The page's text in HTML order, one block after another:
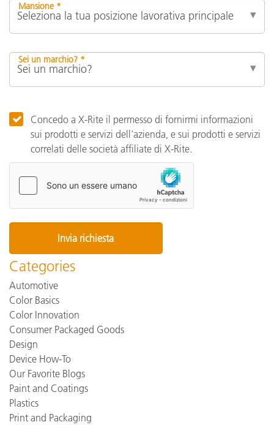
Mansione *
Sei un marchio? *
Concedo a X-Rite il permesso di fornirmi informazioni
sui prodotti e servizi dell'azienda, e sui prodotti e servizi
correlati delle società affiliate di X-Rite.
Categories
Automotive
Color Basics
Color Innovation
Consumer Packaged Goods
Design
Device How-To
Our Favorite Blogs
Paint and Coatings
Plastics
Print and Packaging